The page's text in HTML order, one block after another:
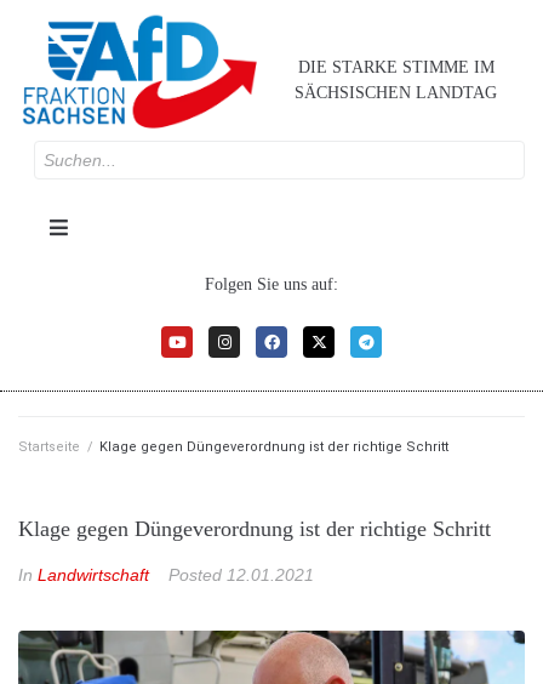
DIE STARKE STIMME IM
SÄCHSISCHEN LANDTAG
Folgen Sie uns auf:
Startseite / Klage gegen Düngeverordnung ist der richtige Schritt
Klage gegen Düngeverordnung ist der richtige Schritt
In Landwirtschaft Posted 12.01.2021